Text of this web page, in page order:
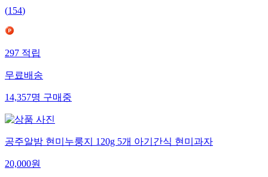
(154)
297적립
무료배송
14,357명구매중
공주알밤 현미누룽지 120g 5개 아기간식 현미과자
20,000원